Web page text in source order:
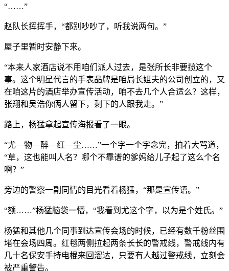
“……”
赵队长挥挥手，“都别吵吵了，听我说两句。”
屋子里暂时安静下来。
“本来人家酒店说不用咱们派人过去，是张所长非要揽这个
事。这个明星代言的手表品牌是咱局长姐夫的公司创立的，又
在咱这片的酒店举办宣传活动，咱不去几个人合适么？这样，
张翔和吴浩你俩人留下，剩下的人跟我走。”
路上，杨猛拿起宣传海报看了一眼。
“尤—物—醉—红—尘……”一个字一个字念完，拍着大骂道，
“草，这也能叫人名？哪个不靠谱的爹妈给儿子起了这么个名
啊？”
旁边的警察一副同情的目光看着杨猛，“那是宣传语。”
“额……”杨猛脑袋一懵，“我看到尤这个字，以为是个姓氏。”
杨猛和其他几个同事到达宣传会场的时候，已经有数千粉丝围
堵在会场四周。红毯两侧拉起两条长长的警戒线，警戒线内有
几十名保安手持电棍来回溜达，只要有人越过警戒线，立刻会
被严重警告。